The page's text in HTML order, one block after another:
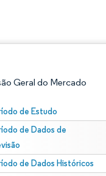
Geral do Mercado
de Estudo
de Dados de
de Dados Históricos